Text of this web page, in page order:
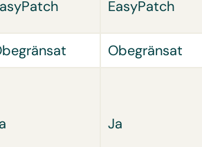
EasyPatch
Obegränsat
Ja